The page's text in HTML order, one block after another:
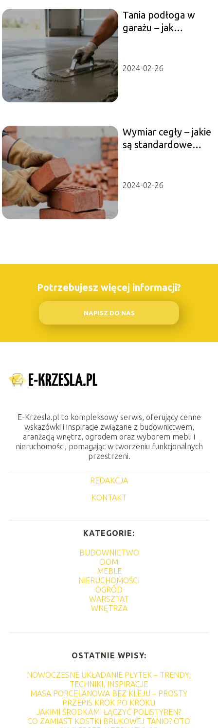
Tania podłoga w
garażu – jak
2024-02-26
Wymiar cegły – jakie
są standardowe
2024-02-26
Potrzebujesz więcej informacji?
NAPISZ DO NAS
E-Krzesla.pl to kompleksowy serwis, oferujący cenne
wskazówki i inspiracje związane z budownictwem,
aranżacją wnętrz, ogrodem oraz wyborem mebli i
nieruchomości, pomagając w tworzeniu funkcjonalnych
przestrzeni.
REDAKCJA
KONTAKT
KATEGORIE:
BUDOWNICTWO
DOM
MEBLE
NIERUCHOMOŚCI
OGRÓD
WARSZTAT
WNĘTRZA
OSTATNIE WPISY:
NOWOCZESNE UKŁADANIE PŁYTEK – TRENDY,
TECHNIKI, INSPIRACJE
MASA PORCELANOWA BEZ KLEJU – PROSTY
PRZEPIS KROK PO KROKU
JAKIMI ŚRODKAMI ŁĄCZYĆ POLISTYREN?
CO ZAMIAST KOSTKI BRUKOWEJ TANIO? OTO